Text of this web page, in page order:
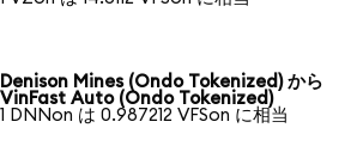
Denison Mines (Ondo Tokenized) から
VinFast Auto (Ondo Tokenized)
1 DNNon は 0.987212 VFSon に相当